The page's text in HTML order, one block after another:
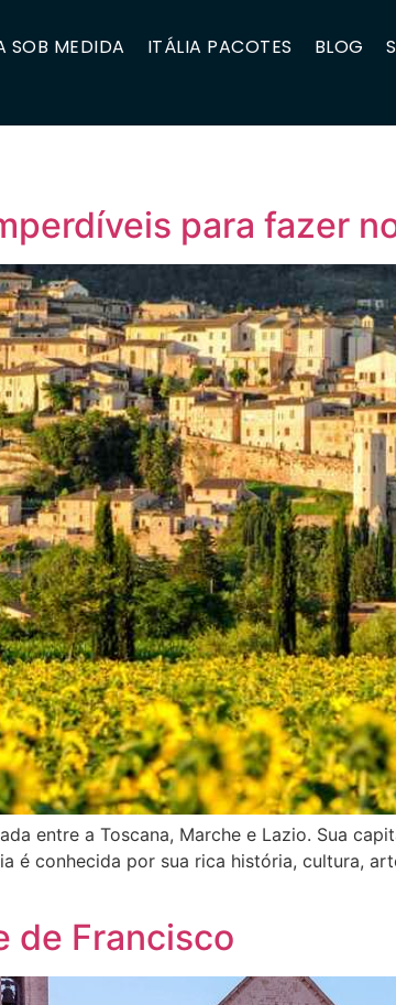
SOB MEDIDA ITÁLIA PACOTES BLOG
para fazer
entre a Toscana, Marche e Lazio. Sua
é conhecida por sua rica história, cultura,
de Francisco